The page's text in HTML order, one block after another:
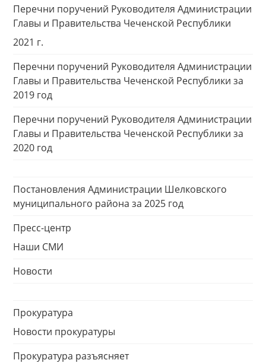
Перечни поручений Руководителя Администрации
Главы и Правительства Чеченской Республики
2021 г.
Перечни поручений Руководителя Администрации
Главы и Правительства Чеченской Республики за
2019 год
Перечни поручений Руководителя Администрации
Главы и Правительства Чеченской Республики за
2020 год
Постановления Администрации Шелковского
муниципального района за 2025 год
Пресс-центр
Наши СМИ
Новости
Прокуратура
Новости прокуратуры
Прокуратура разъясняет